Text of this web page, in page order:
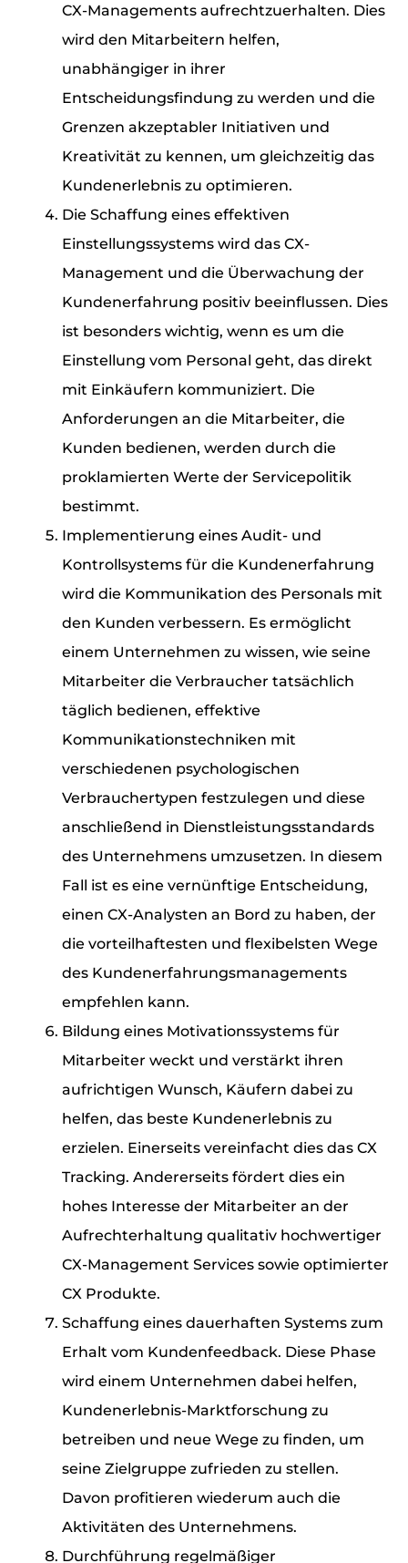
CX-Managements aufrechtzuerhalten. Dies
wird den Mitarbeitern helfen,
unabhängiger in ihrer
Entscheidungsfindung zu werden und die
Grenzen akzeptabler Initiativen und
Kreativität zu kennen, um gleichzeitig das
Kundenerlebnis zu optimieren.
Die Schaffung eines effektiven
Einstellungssystems wird das CX-
Management und die Überwachung der
Kundenerfahrung positiv beeinflussen. Dies
ist besonders wichtig, wenn es um die
Einstellung vom Personal geht, das direkt
mit Einkäufern kommuniziert. Die
Anforderungen an die Mitarbeiter, die
Kunden bedienen, werden durch die
proklamierten Werte der Servicepolitik
bestimmt.
Implementierung eines Audit- und
Kontrollsystems für die Kundenerfahrung
wird die Kommunikation des Personals mit
den Kunden verbessern. Es ermöglicht
einem Unternehmen zu wissen, wie seine
Mitarbeiter die Verbraucher tatsächlich
täglich bedienen, effektive
Kommunikationstechniken mit
verschiedenen psychologischen
Verbrauchertypen festzulegen und diese
anschließend in Dienstleistungsstandards
des Unternehmens umzusetzen. In diesem
Fall ist es eine vernünftige Entscheidung,
einen CX-Analysten an Bord zu haben, der
die vorteilhaftesten und flexibelsten Wege
des Kundenerfahrungsmanagements
empfehlen kann.
Bildung eines Motivationssystems für
Mitarbeiter weckt und verstärkt ihren
aufrichtigen Wunsch, Käufern dabei zu
helfen, das beste Kundenerlebnis zu
erzielen. Einerseits vereinfacht dies das CX
Tracking. Andererseits fördert dies ein
hohes Interesse der Mitarbeiter an der
Aufrechterhaltung qualitativ hochwertiger
CX-Management Services sowie optimierter
CX Produkte.
Schaffung eines dauerhaften Systems zum
Erhalt vom Kundenfeedback. Diese Phase
wird einem Unternehmen dabei helfen,
Kundenerlebnis-Marktforschung zu
betreiben und neue Wege zu finden, um
seine Zielgruppe zufrieden zu stellen.
Davon profitieren wiederum auch die
Aktivitäten des Unternehmens.
Durchführung regelmäßiger